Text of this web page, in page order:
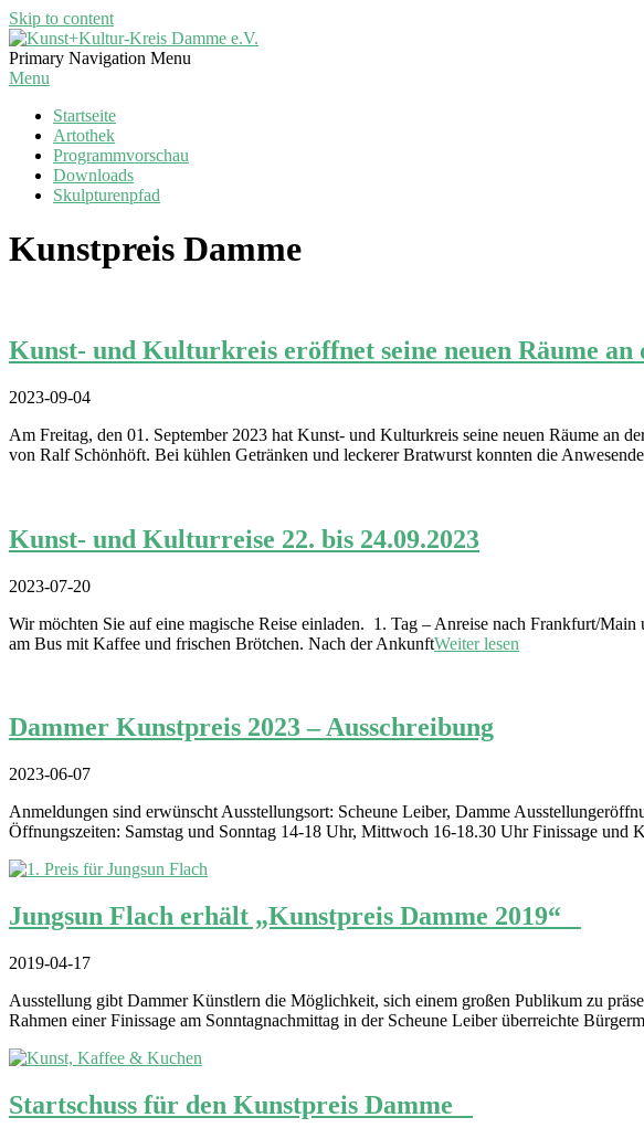
Skip to content
Kunst+Kultur-
Kreis
Primary Navigation Menu
Menu
Startseite
Artothek
Programmvorschau
Downloads
Skulpturenpfad
Kunstpreis Damme
Kunst- und Kulturkreis eröffnet seine neuen Räume an
2023-09-04
Am Freitag, den 01. September 2023 hat Kunst- und Kulturkreis seine neuen Räume an
von Ralf Schönhöft. Bei kühlen Getränken und leckerer Bratwurst konnten die
Kunst- und Kulturreise 22. bis 24.09.2023
2023-07-20
Wir möchten Sie auf eine magische Reise einladen. 1. Tag – Anreise nach Frankfurt/
am Bus mit Kaffee und frischen Brötchen. Nach der AnkunftWeiter lesen
Dammer Kunstpreis 2023 – Ausschreibung
2023-06-07
Anmeldungen sind erwünscht Ausstellungsort: Scheune Leiber, Damme
Öffnungszeiten: Samstag und Sonntag 14-18 Uhr, Mittwoch 16-18.30 Uhr Finissage
Jungsun Flach erhält „Kunstpreis Damme 2019“
2019-04-17
Ausstellung gibt Dammer Künstlern die Möglichkeit, sich einem großen Publikum zu
Rahmen einer Finissage am Sonntagnachmittag in der Scheune Leiber überreichte
Startschuss für den Kunstpreis Damme